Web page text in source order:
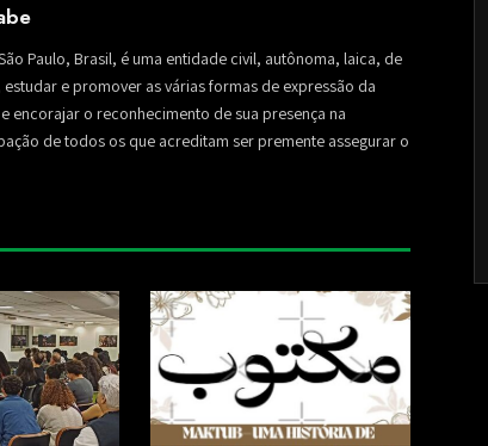
Paulo, Brasil, é uma entidade civil, autônoma, laica, de
e promover as várias formas de expressão da
encorajar o reconhecimento de sua presença na
de todos os que acreditam ser premente assegurar o